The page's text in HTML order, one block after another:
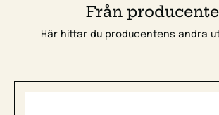
Från
Här hittar du producentens andra